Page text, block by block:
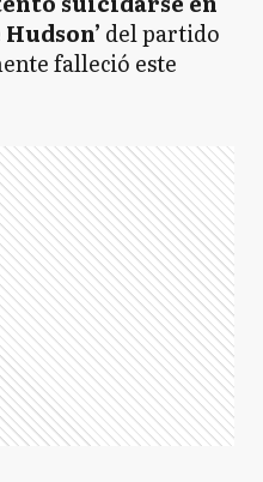
del partido
falleció este